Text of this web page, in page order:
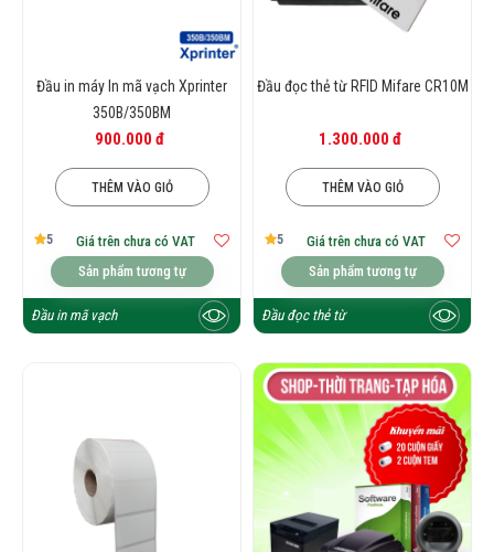
Đầu in máy In mã vạch Xprinter
350B/350BM
900.000 đ
THÊM VÀO GIỎ
5
Giá trên chưa có VAT
Sản phẩm tương tự
Đầu in mã vạch
Đầu đọc thẻ từ RFID Mifare CR10M
1.300.000 đ
THÊM VÀO GIỎ
5
Giá trên chưa có VAT
Sản phẩm tương tự
Đầu đọc thẻ từ